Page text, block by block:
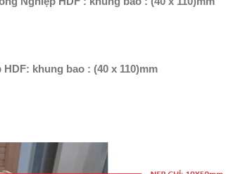
khung bao : (40 x 110)mm